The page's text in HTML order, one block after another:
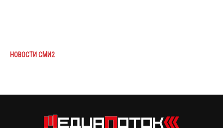
НОВОСТИ СМИ2